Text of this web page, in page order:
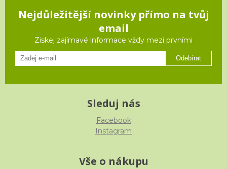
Nejdůležitější novinky přímo na tvůj
email
Ziskej zajímavé informace vždy mezi prvními
Odebírat
Sleduj nás
Facebook
Instagram
Vše o nákupu